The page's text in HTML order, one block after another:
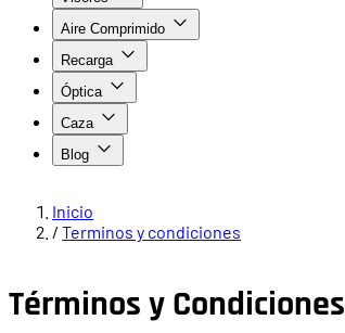
Aire Comprimido
Recarga
Óptica
Caza
Blog
Inicio
/ Terminos y condiciones
Términos y Condiciones